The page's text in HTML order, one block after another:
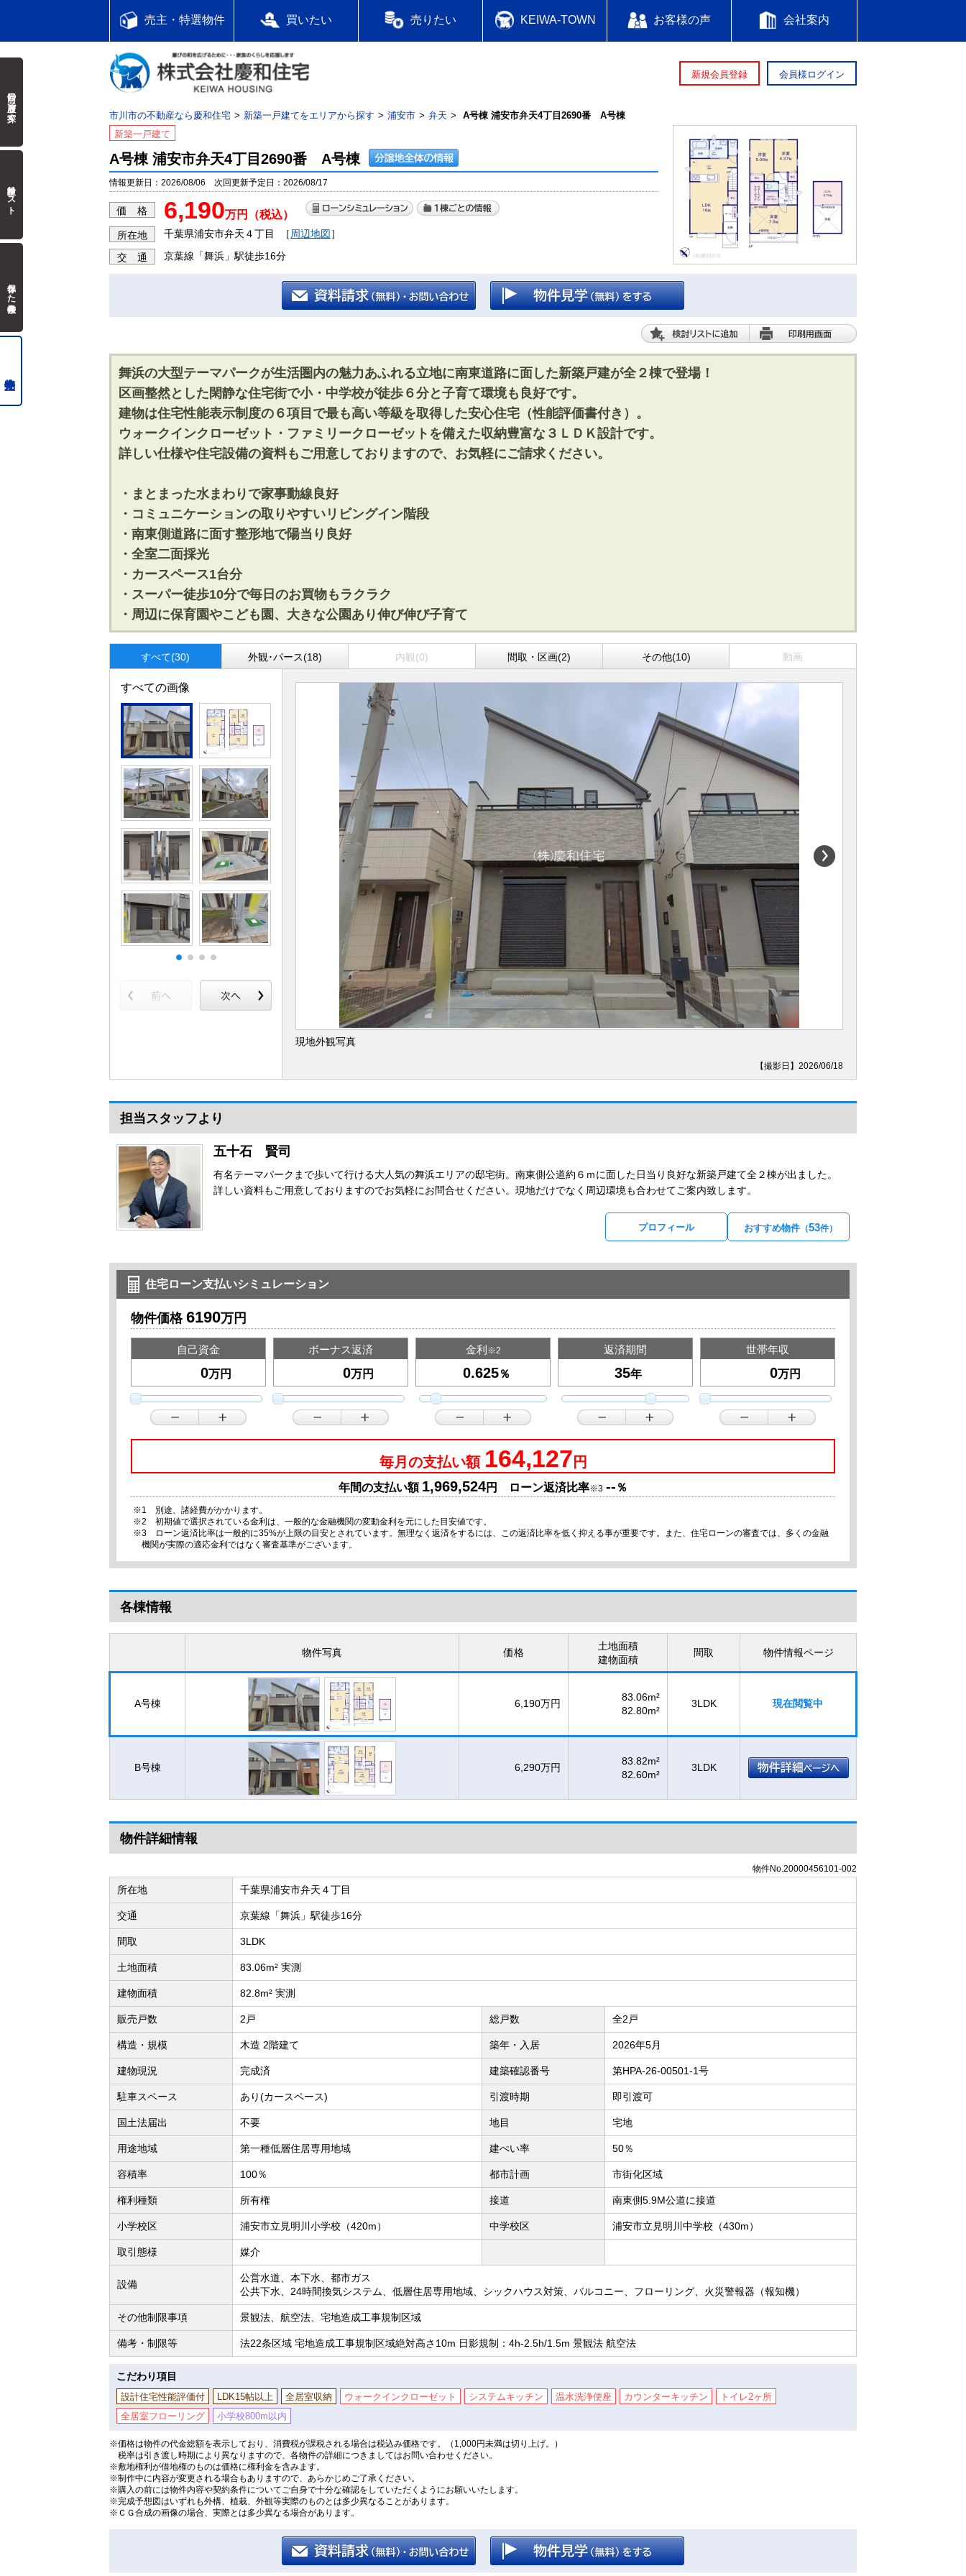
売主・特選物件 買いたい 売りたい KEIWA-TOWN お客様の声 会社案内
新規会員登録 会員様ログイン
市川市の不動産なら慶和住宅 新築一戸建てをエリアから探す 浦安市 弁天
A号棟 浦安市弁天4丁目2690番 A号棟
新築一戸建て
A号棟 浦安市弁天4丁目2690番 A号棟
情報更新日：2026/08/06 次回更新予定日：2026/08/17
価 格 6,190万円（税込）
所在地 千葉県浦安市弁天４丁目 ［ 周辺地図 ］
交 通 京葉線「舞浜」駅徒歩16分
舞浜の大型テーマパークが生活圏内の魅力あふれる立地に南東道路に面した新築戸建が全２棟で登場！
区画整然とした閑静な住宅街で小・中学校が徒歩６分と子育て環境も良好です。
建物は住宅性能表示制度の６項目で最も高い等級を取得した安心住宅（性能評価書付き）。
ウォークインクローゼット・ファミリークローゼットを備えた収納豊富な３ＬＤＫ設計です。
詳しい仕様や住宅設備の資料もご用意しておりますので、お気軽にご請求ください。
・まとまった水まわりで家事動線良好
・コミュニケーションの取りやすいリビングイン階段
・南東側道路に面す整形地で陽当り良好
・全室二面採光
・カースペース1台分
・スーパー徒歩10分で毎日のお買物もラクラク
・周辺に保育園やこども園、大きな公園あり伸び伸び子育て
すべて(30) 外観･パース(18) 内観(0) 間取・区画(2) その他(10) 動画
すべての画像
現地外観写真
【撮影日】2026/06/18
担当スタッフより
五十石 賢司
有名テーマパークまで歩いて行ける大人気の舞浜エリアの邸宅街。南東側公道約６ｍに面した日当り良好な新築戸建て全２棟が出ました。
詳しい資料もご用意しておりますのでお気軽にお問合せください。現地だけでなく周辺環境も合わせてご案内致します。
プロフィール おすすめ物件 （53件）
住宅ローン支払いシミュレーション
物件価格 6190万円
自己資金
万円
ボーナス返済
万円
金利 ※2
％
返済期間
年
世帯年収
万円
毎月の支払い額 164,127 円
年間の支払い額 1,969,524円 ローン返済比率※3 -- ％
※1 別途、諸経費がかかります。
※2 初期値で選択されている金利は、一般的な金融機関の変動金利を元にした目安値です。
※3 ローン返済比率は一般的に35%が上限の目安とされています。無理なく返済をするには、この返済比率を低く抑える事が重要です。また、住宅ローンの審査では、多くの金融
機関が実際の適応金利ではなく審査基準がございます。
各棟情報
物件写真 価格
土地面積
建物面積
間取 物件情報ページ
A号棟 6,190万円
83.06m²
82.80m²
3LDK 現在閲覧中
B号棟 6,290万円
83.82m²
82.60m²
3LDK
物件詳細情報
物件No.20000456101-002
所在地 千葉県浦安市弁天４丁目
交通 京葉線「舞浜」駅徒歩16分
間取 3LDK
土地面積 83.06m² 実測
建物面積 82.8m² 実測
販売戸数 2戸 総戸数 全2戸
構造・規模 木造 2階建て 築年・入居 2026年5月
建物現況 完成済 建築確認番号 第HPA-26-00501-1号
駐車スペース あり(カースペース) 引渡時期 即引渡可
国土法届出 不要 地目 宅地
用途地域 第一種低層住居専用地域 建ぺい率 50％
容積率 100％ 都市計画 市街化区域
権利種類 所有権 接道 南東側5.9M公道に接道
小学校区 浦安市立見明川小学校（420m） 中学校区 浦安市立見明川中学校（430m）
取引態様 媒介
設備
公営水道、本下水、都市ガス
公共下水、24時間換気システム、低層住居専用地域、シックハウス対策、バルコニー、フローリング、火災警報器（報知機）
その他制限事項 景観法、航空法、宅地造成工事規制区域
備考・制限等 法22条区域 宅地造成工事規制区域絶対高さ10m 日影規制：4h-2.5h/1.5m 景観法 航空法
こだわり項目
設計住宅性能評価付 LDK15帖以上 全居室収納 ウォークインクローゼット システムキッチン 温水洗浄便座 カウンターキッチン
トイレ2ヶ所
全居室フローリング
小学校800m以内
※価格は物件の代金総額を表示しており、消費税が課税される場合は税込み価格です。（1,000円未満は切り上げ。）
税率は引き渡し時期により異なりますので、各物件の詳細につきましてはお問い合わせください。
※敷地権利が借地権のものは価格に権利金を含みます。
※制作中に内容が変更される場合もありますので、あらかじめご了承ください。
※購入の前には物件内容や契約条件についてご自身で十分な確認をしていただくようにお願いいたします。
※完成予想図はいずれも外構、植栽、外観等実際のものとは多少異なることがあります。
※ＣＧ合成の画像の場合、実際とは多少異なる場合があります。
前回の履歴で探す
検討中リスト
保存した検索条件